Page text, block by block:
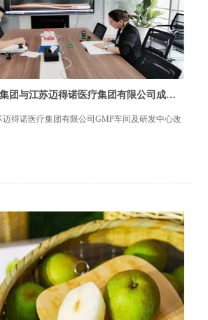
团与江苏迈得诺医疗集团有限公司成功
得诺医疗集团有限公司GMP车间及研发中心改